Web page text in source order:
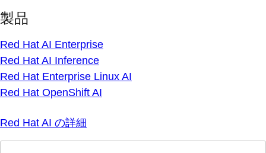
製品
Red Hat AI Enterprise
Red Hat AI Inference
Red Hat Enterprise Linux AI
Red Hat OpenShift AI
Red Hat AI の詳細